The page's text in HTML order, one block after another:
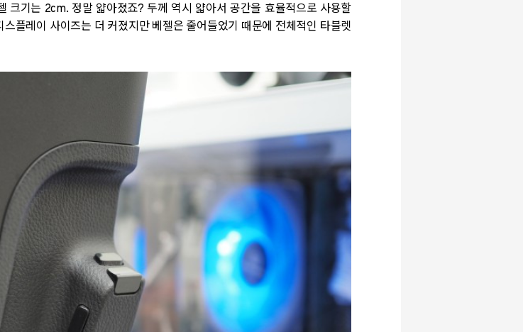
크기는 2cm. 정말 얇아졌죠? 두께 역시 얇아서 공간을 효율적으로 사용할
플레이 사이즈는 더 커졌지만 베젤은 줄어들었기 때문에 전체적인 타블렛